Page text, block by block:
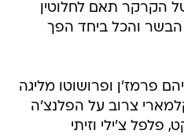
הקרקר תאם לחלוטין
והכל ביחד הפך
פרמז'ן ופרושוטו מליגה
צרוב על הפלנצ'ה
פלפל צ'ילי וזיתי